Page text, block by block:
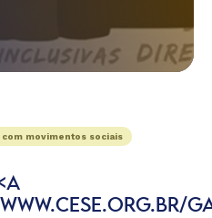
movimentos sociais